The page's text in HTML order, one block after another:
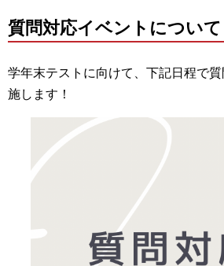
質問対応イベントについて
学年末テストに向けて、下記日程で
施します！